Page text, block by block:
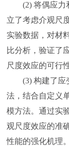
(2) 将偶应
立了考虑介观尺
实验数据，对材
比分析，验证了
尺度效应的可行
(3) 构建了
法，结合自定义
模方法。通过实
观尺度效应的准
性能的强化机理。